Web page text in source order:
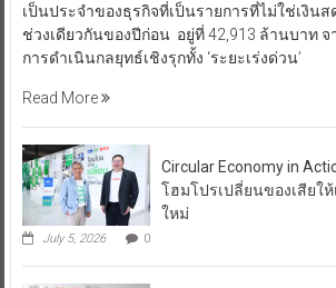
เป็นประจำของธุรกิจที่เป็นรายการที่ไม่ใช่เงินส
ช่วงเดียวกันของปีก่อน อยู่ที่ 42,913 ล้านบาท จ
การดำเนินกลยุทธ์เชิงรุกทั้ง ‘ระยะเร่งด่วน’
Read More
Circular Economy in
โฮมโปรเปลี่ยนของเสียใ
ใหม่
July 5, 2026 0